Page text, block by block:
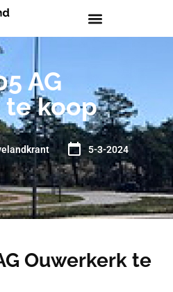
AG
te koop
5-3-2024
Ouwerkerk te